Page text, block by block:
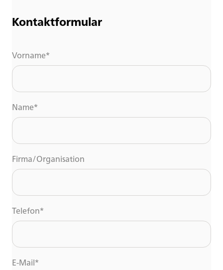
Kontaktformular
Vorname*
Name*
Firma/Organisation
Telefon*
E-Mail*